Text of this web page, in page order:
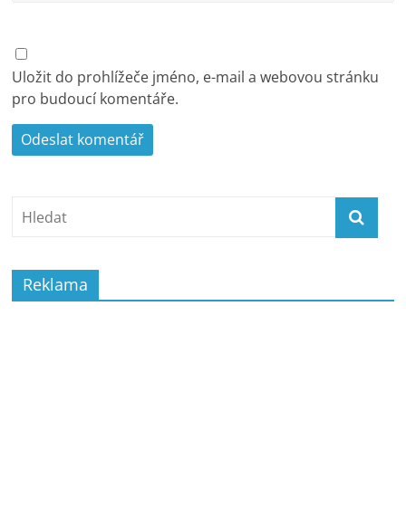
Uložit do prohlížeče jméno, e-mail a webovou stránku
pro budoucí komentáře.
Reklama